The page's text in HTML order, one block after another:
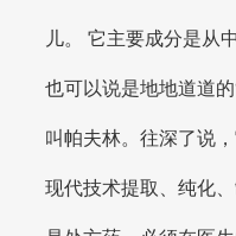
儿。 它主要成分是从
也可以说是地地道道
叫帕夫林。往深了说
现代技术提取、纯化